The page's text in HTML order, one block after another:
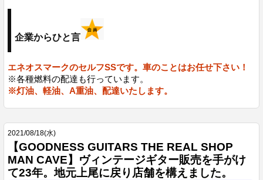
企業からひと言
エネオスマークのセルフSSです。車のことはお任せ下さい！
※各種燃料の配達も行っています。
※灯油、軽油、A重油、配達いたします。
2021/08/18(水)
【GOODNESS GUITARS THE REAL SHOP
MAN CAVE】ヴィンテージギター販売を手がけ
て23年。地元上尾に戻り店舗を構えました。